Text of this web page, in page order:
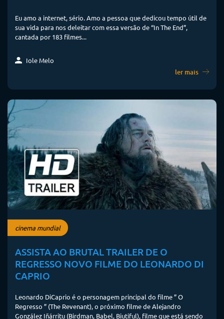
Eu amo a internet, sério. Amo a pessoa que dedicou tempo útil de
sua vida para nos deleitar com essa versão de “In The End”,
cantada por 183 filmes...
Iole Melo
ler mais
cinema mundial
ASSISTA AO BRUTAL TRAILER DE O
REGRESSO NOVO FILME DO LEONARDO DI
CAPRIO
Leonardo DiCaprio é o personagem principal do filme ” O
Regresso ” (The Revenant), o próximo filme de Alejandro
González Iñárritu (Birdman, Babel, Biutiful), filme que está sendo